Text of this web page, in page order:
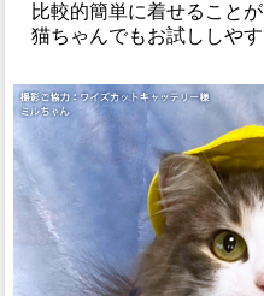
比較的簡単に着せること
猫ちゃんでもお試ししや